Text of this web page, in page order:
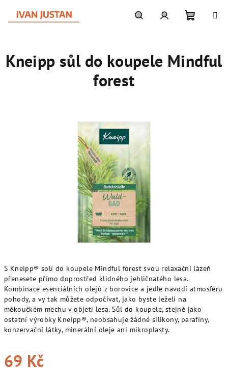
obsah
košík
S Kneipp® solí do koupele Mindful forest svou relaxační lázeň
přenesete přímo doprostřed klidného jehličnatého lesa.
Kombinace esenciálních olejů z borovice a jedle navodí atmosféru
pohody, a vy tak můžete odpočívat, jako byste leželi na
měkoučkém mechu v objetí lesa. Sůl do koupele, stejně jako
ostatní výrobky Kneipp®, neobsahuje žádné silikony, parafíny,
konzervační látky, minerální oleje ani mikroplasty.
69 Kč
Kneipp sůl do koupele Mindful
forest